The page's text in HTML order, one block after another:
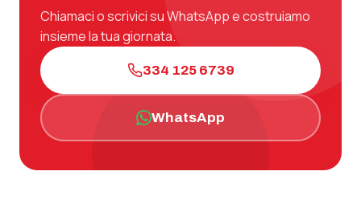
Chiamaci o scrivici su WhatsApp e costruiamo
insieme la tua giornata.
334 125 6739
WhatsApp